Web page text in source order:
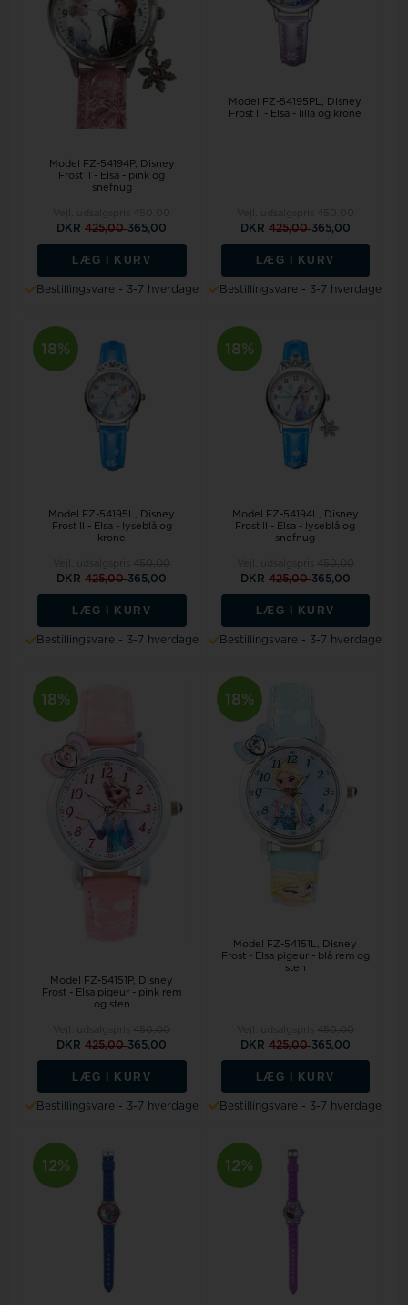
Model FZ-54194P
Disney
Frost II - Elsa - pink og
snefnug
DKR425,00365,00
LÆG I KURV
Bestillingsvare - 3-7 hverdage
Model FZ-54195PL
Disney
Frost II - Elsa - lilla og krone
DKR 425,00365,00
LÆG I KURV
Bestillingsvare - 3-7 hverdage
18%
Model FZ-54195L
Disney
Frost II - Elsa - lyseblå og
krone
DKR425,00365,00
LÆG I KURV
Bestillingsvare - 3-7 hverdage
18%
Model FZ-54194L
Disney
Frost II - Elsa - lyseblå og
snefnug
DKR 425,00365,00
LÆG I KURV
Bestillingsvare - 3-7 hverdage
18%
Model FZ-54151P
Disney
Frost - Elsa pigeur - pink rem
og sten
DKR425,00365,00
LÆG I KURV
Bestillingsvare - 3-7 hverdage
18%
Model FZ-54151L
Disney
Frost - Elsa pigeur - blå rem og
sten
DKR 425,00365,00
LÆG I KURV
Bestillingsvare - 3-7 hverdage
12% 12%